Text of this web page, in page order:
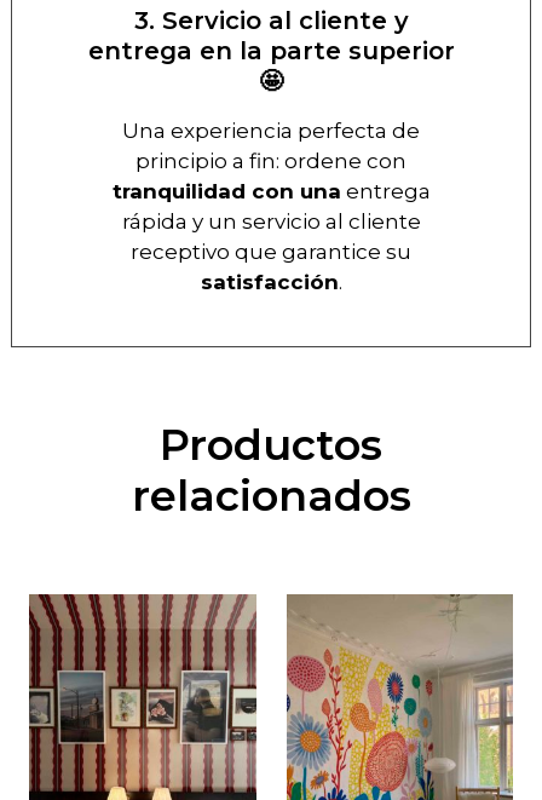
3. Servicio al cliente y
entrega en la parte superior
🤩
Una experiencia perfecta de
principio a fin: ordene con
tranquilidad con una entrega
rápida y un servicio al cliente
receptivo que garantice su
satisfacción.
Productos
relacionados